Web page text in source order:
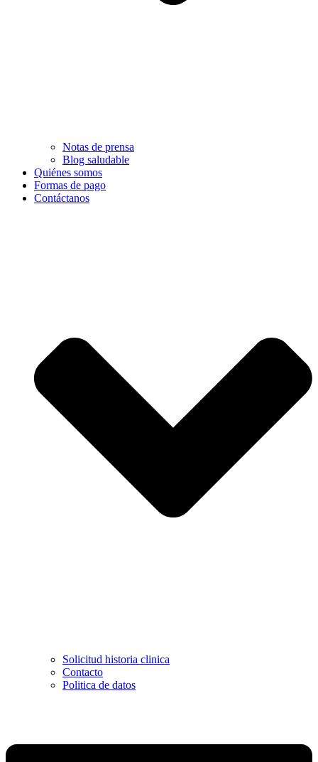
Notas de prensa
Blog saludable
Quiénes somos
Formas de pago
Contáctanos
Solicitud historia clinica
Contacto
Politica de datos